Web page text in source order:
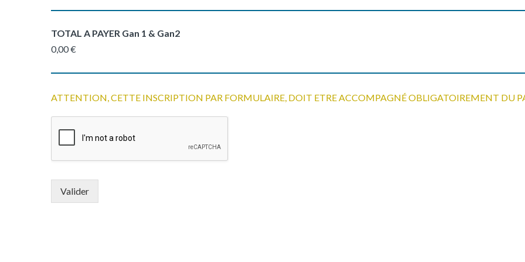
TOTAL A PAYER Gan 1 & Gan2
0,00 €
ATTENTION, CETTE INSCRIPTION PAR FORMULAIRE, DOIT ETRE ACCOMPAGNÉ OBLIGATOIREMENT DU
Valider